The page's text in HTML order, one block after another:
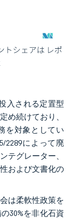
が必要です。
入される定置型
め続けており、
を対象としてい
2289によって廃
テグレーター、
および文書化の
は柔軟性政策を
30%を非化石資